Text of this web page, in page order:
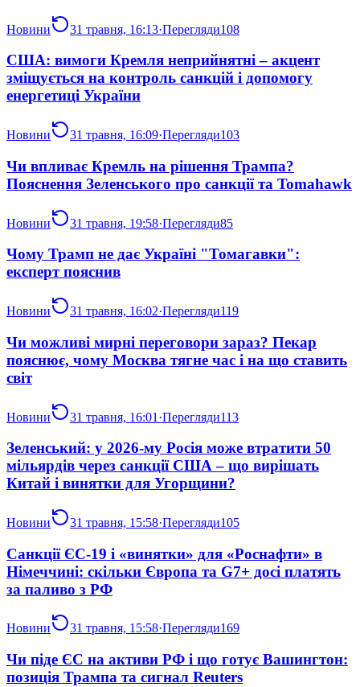
Новини 31 травня, 16:13·Перегляди108
США: вимоги Кремля неприйнятні – акцент
зміщується на контроль санкцій і допомогу
енергетиці України
Новини 31 травня, 16:09·Перегляди103
Чи впливає Кремль на рішення Трампа?
Пояснення Зеленського про санкції та Tomahawk
Новини 31 травня, 19:58·Перегляди85
Чому Трамп не дає Україні "Томагавки":
експерт пояснив
Новини 31 травня, 16:02·Перегляди119
Чи можливі мирні переговори зараз? Пекар
пояснює, чому Москва тягне час і на що ставить
світ
Новини 31 травня, 16:01 ·Перегляди113
Зеленський: у 2026-му Росія може втратити 50
мільярдів через санкції США – що вирішать
Китай і винятки для Угорщини?
Новини 31 травня, 15:58·Перегляди105
Санкції ЄС-19 і «винятки» для «Роснафти» в
Німеччині: скільки Європа та G7+ досі платять
за паливо з РФ
Новини 31 травня, 15:58·Перегляди169
Чи піде ЄС на активи РФ і що готує Вашингтон:
позиція Трампа та сигнал Reuters